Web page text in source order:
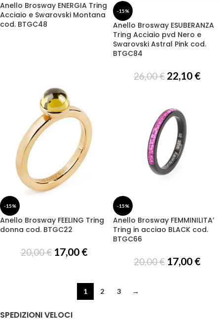
Anello Brosway ENERGIA Tring
Acciaio e Swarovski Montana
cod. BTGC48
-15%
Anello Brosway ESUBERANZA
Tring Acciaio pvd Nero e
Swarovski Astral Pink cod.
BTGC84
26,00€ 22,10 €
-15%
Anello Brosway FEELING Tring
donna cod. BTGC22
20,00€ 17,00 €
-15%
Anello Brosway FEMMINILITA’
Tring in acciao BLACK cod.
BTGC66
20,00€ 17,00 €
1 2 3 →
SPEDIZIONI VELOCI